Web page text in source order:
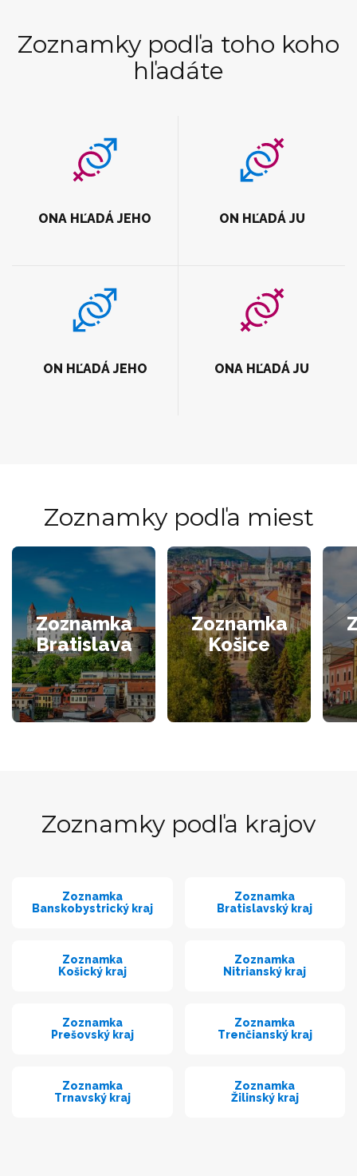
Zoznamky podľa toho koho
hľadáte
ONA HĽADÁ JEHO ON HĽADÁ JU
ON HĽADÁ JEHO ONA HĽADÁ JU
Zoznamky podľa miest
Zoznamka
Bratislava
Zoznamka
Košice
Zoznamky podľa krajov
Zoznamka
Banskobystrický kraj
Zoznamka
Bratislavský kraj
Zoznamka
Košický kraj
Zoznamka
Nitrianský kraj
Zoznamka
Prešovský kraj
Zoznamka
Trenčianský kraj
Zoznamka
Trnavský kraj
Zoznamka
Žilinský kraj